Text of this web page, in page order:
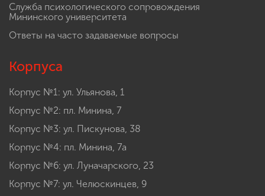
Служба психологического сопровождения
Мининского университета
Ответы на часто задаваемые вопросы
Корпуса
Корпус №1: ул. Ульянова, 1
Корпус №2: пл. Минина, 7
Корпус №3: ул. Пискунова, 38
Корпус №4: пл. Минина, 7а
Корпус №6: ул. Луначарского, 23
Корпус №7: ул. Челюскинцев, 9